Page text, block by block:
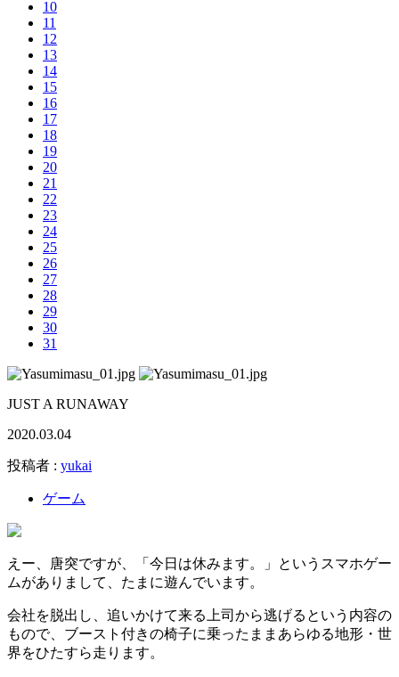
10
11
12
13
14
15
16
17
18
19
20
21
22
23
24
25
26
27
28
29
30
31
JUST A RUNAWAY
2020.03.04
投稿者 : yukai
ゲーム
えー、唐突ですが、「今日は休みます。」というスマホゲー
ムがありまして、たまに遊んでいます。
会社を脱出し、追いかけて来る上司から逃げるという内容の
もので、ブースト付きの椅子に乗ったままあらゆる地形・世
界をひたすら走ります。